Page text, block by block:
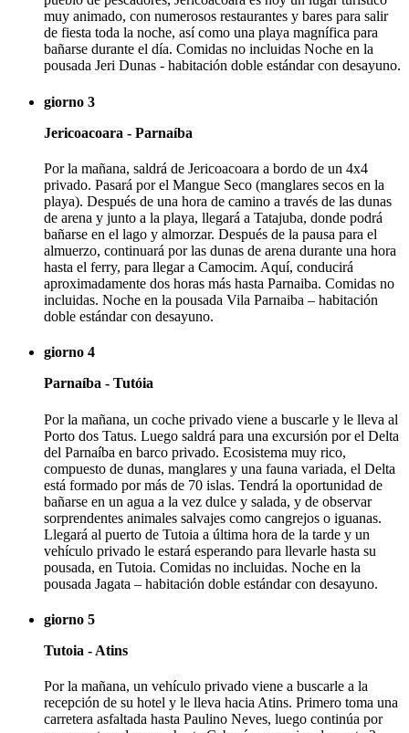
muy animado, con numerosos restaurantes y bares para salir
de fiesta toda la noche, así como una playa magnífica para
bañarse durante el día. Comidas no incluidas Noche en la
pousada Jeri Dunas - habitación doble estándar con desayuno.
giorno 3
Jericoacoara - Parnaíba
Por la mañana, saldrá de Jericoacoara a bordo de un 4x4
privado. Pasará por el Mangue Seco (manglares secos en la
playa). Después de una hora de camino a través de las dunas
de arena y junto a la playa, llegará a Tatajuba, donde podrá
bañarse en el lago y almorzar. Después de la pausa para el
almuerzo, continuará por las dunas de arena durante una hora
hasta el ferry, para llegar a Camocim. Aquí, conducirá
aproximadamente dos horas más hasta Parnaiba. Comidas no
incluidas. Noche en la pousada Vila Parnaiba – habitación
doble estándar con desayuno.
giorno 4
Parnaíba - Tutóia
Por la mañana, un coche privado viene a buscarle y le lleva al
Porto dos Tatus. Luego saldrá para una excursión por el Delta
del Parnaíba en barco privado. Ecosistema muy rico,
compuesto de dunas, manglares y una fauna variada, el Delta
está formado por más de 70 islas. Tendrá la oportunidad de
bañarse en un agua a la vez dulce y salada, y de observar
sorprendentes animales salvajes como cangrejos o iguanas.
Llegará al puerto de Tutoia a última hora de la tarde y un
vehículo privado le estará esperando para llevarle hasta su
pousada, en Tutoia. Comidas no incluidas. Noche en la
pousada Jagata – habitación doble estándar con desayuno.
giorno 5
Tutoia - Atins
Por la mañana, un vehículo privado viene a buscarle a la
recepción de su hotel y le lleva hacia Atins. Primero toma una
carretera asfaltada hasta Paulino Neves, luego continúa por